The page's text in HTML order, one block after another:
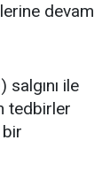
devam
ile
tedbirler